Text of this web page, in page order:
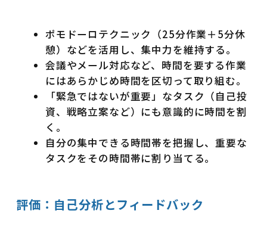
ポモドーロテクニック（25分作業＋5分休
憩）などを活用し、集中力を維持する。
会議やメール対応など、時間を要する作業
にはあらかじめ時間を区切って取り組む。
「緊急ではないが重要」なタスク（自己投
資、戦略立案など）にも意識的に時間を割
く。
自分の集中できる時間帯を把握し、重要な
タスクをその時間帯に割り当てる。
評価：自己分析とフィードバック